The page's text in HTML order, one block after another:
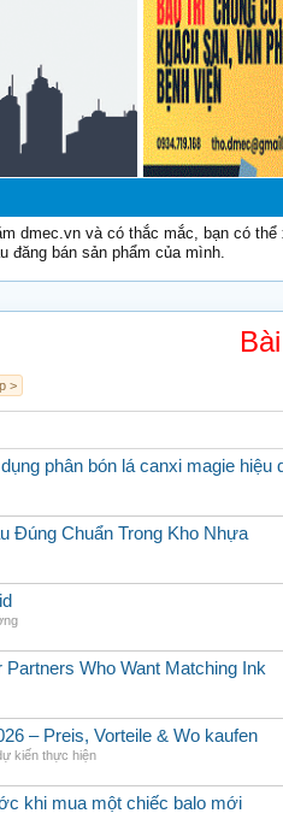
dmec.vn và có thắc mắc, bạn có
đăng bán sản phẩm của mình.
>
phân bón lá canxi magie hiệu
Đúng Chuẩn Trong Kho Nhựa
Partners Who Want Matching Ink
– Preis, Vorteile & Wo kaufen
kiến thực hiện
khi mua một chiếc balo mới